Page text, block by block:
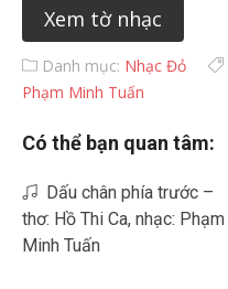
Xem tờ nhạc
Danh mục: Nhạc Đỏ
Phạm Minh Tuấn
Có thể bạn quan tâm:
Dấu chân phía trước –
thơ: Hồ Thi Ca, nhạc: Phạm
Minh Tuấn